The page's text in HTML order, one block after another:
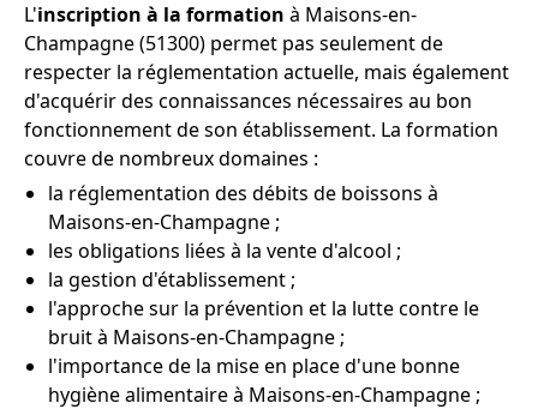
L'inscription à la formation à Maisons-en-
Champagne (51300) permet pas seulement de
respecter la réglementation actuelle, mais également
d'acquérir des connaissances nécessaires au bon
fonctionnement de son établissement. La formation
couvre de nombreux domaines :
la réglementation des débits de boissons à
Maisons-en-Champagne ;
les obligations liées à la vente d'alcool ;
la gestion d'établissement ;
l'approche sur la prévention et la lutte contre le
bruit à Maisons-en-Champagne ;
l'importance de la mise en place d'une bonne
hygiène alimentaire à Maisons-en-Champagne ;